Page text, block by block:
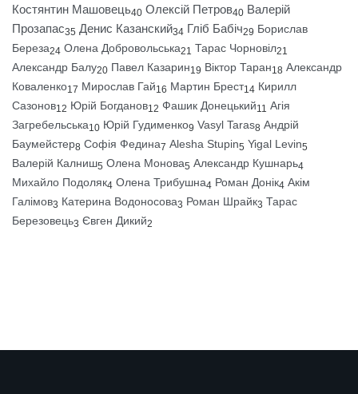
Костянтин Машовець40 Олексій Петров40 Валерій
Прозапас35 Денис Казанский34 Гліб Бабіч29 Борислав
Береза24 Олена Добровольська21 Тарас Чорновіл21
Александр Балу20 Павел Казарин19 Віктор Таран18 Александр
Коваленко17 Мирослав Гай16 Мартин Брест14 Кирилл
Сазонов12 Юрій Богданов12 Фашик Донецький11 Агія
Загребельська10 Юрій Гудименко9 Vasyl Taras8 Андрій
Баумейстер8 Софія Федина7 Alesha Stupin5 Yigal Levin5
Валерій Калниш5 Олена Монова5 Александр Кушнарь4
Михайло Подоляк4 Олена Трибушна4 Роман Донік4 Акім
Галімов3 Катерина Водоносова3 Роман Шрайк3 Тарас
Березовець3 Євген Дикий2